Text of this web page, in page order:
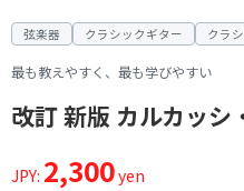
弦楽器 クラシックギター クラ
最も教えやすく、最も学びやすい
改訂 新版 カルカッシ
JPY: 2,300yen